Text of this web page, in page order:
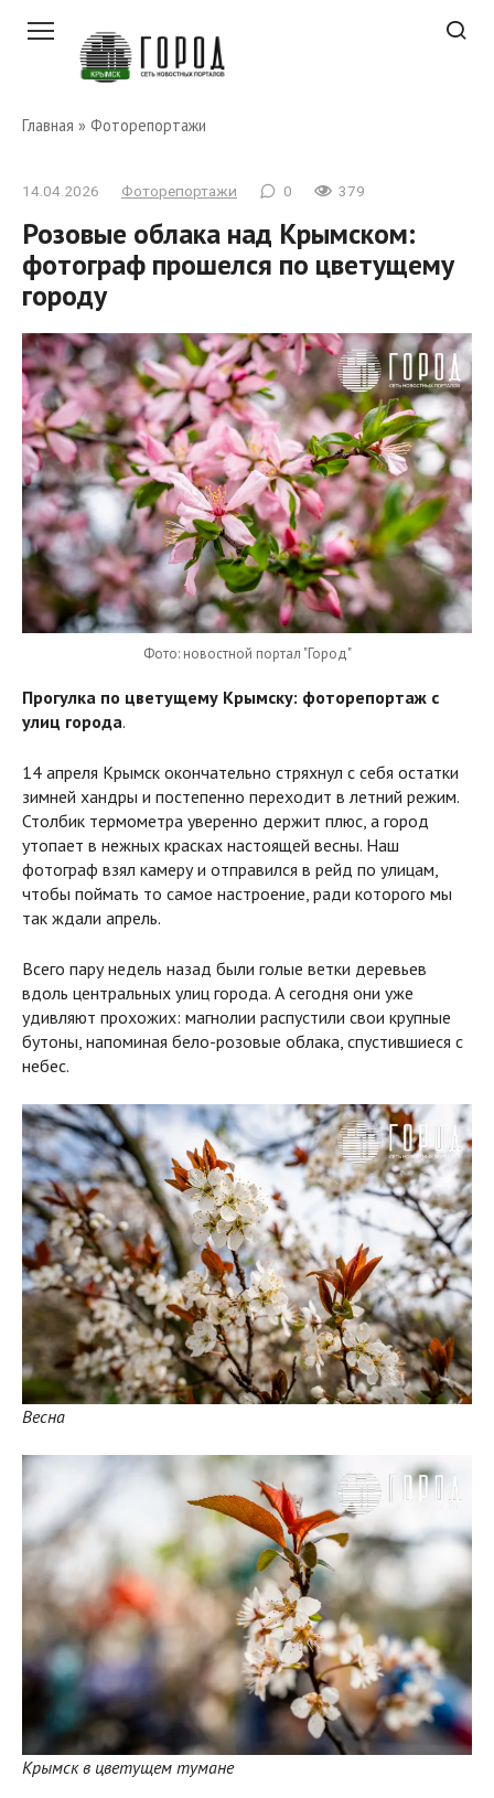
Главная » Фоторепортажи
14.04.2026 Фоторепортажи 0 379
Розовые облака над Крымском:
фотограф прошелся по цветущему
городу
Фото: новостной портал "Город"
Прогулка по цветущему Крымску: фоторепортаж с
улиц города.
14 апреля Крымск окончательно стряхнул с себя остатки
зимней хандры и постепенно переходит в летний режим.
Столбик термометра уверенно держит плюс, а город
утопает в нежных красках настоящей весны. Наш
фотограф взял камеру и отправился в рейд по улицам,
чтобы поймать то самое настроение, ради которого мы
так ждали апрель.
Всего пару недель назад были голые ветки деревьев
вдоль центральных улиц города. А сегодня они уже
удивляют прохожих: магнолии распустили свои крупные
бутоны, напоминая бело-розовые облака, спустившиеся с
небес.
Весна
Крымск в цветущем тумане